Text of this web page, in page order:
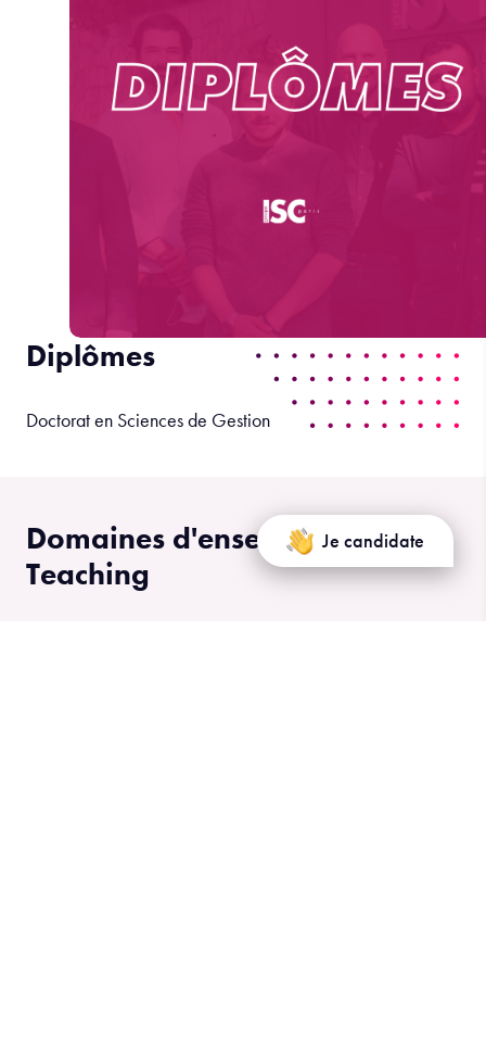
Je candidate
Diplômes
Doctorat en Sciences de Gestion
Domaines d'enseignement/
Teaching